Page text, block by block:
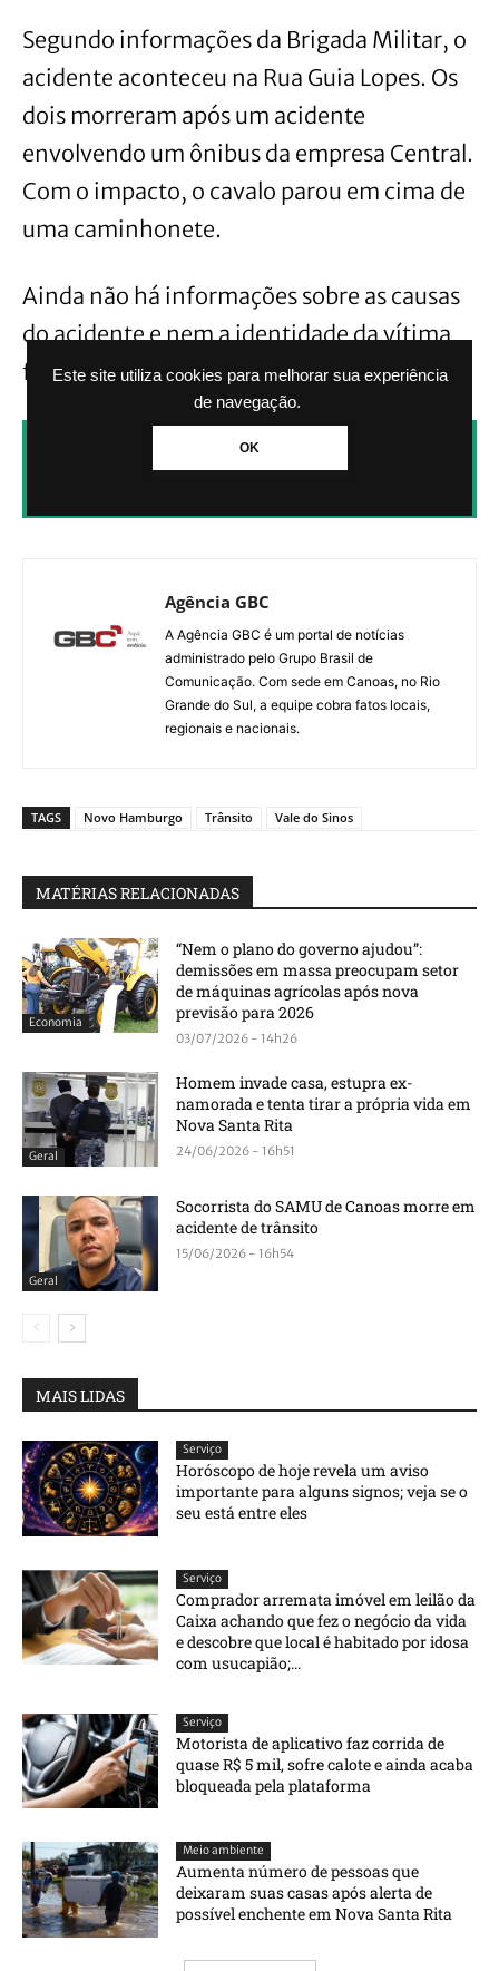
Este site utiliza cookies para melhorar sua experiência
de navegação.
OK
Segundo informações da Brigada Militar, o
acidente aconteceu na Rua Guia Lopes. Os
dois morreram após um acidente
envolvendo um ônibus da empresa Central.
Com o impacto, o cavalo parou em cima de
uma caminhonete.
Ainda não há informações sobre as causas
do acidente e nem a identidade da vítima
fatal.
CLIQUE AQUI PARA RECEBER NOTÍCIAS
Agência GBC
A Agência GBC é um portal de notícias
administrado pelo Grupo Brasil de
Comunicação. Com sede em Canoas, no Rio
Grande do Sul, a equipe cobra fatos locais,
regionais e nacionais.
TAGS Novo Hamburgo Trânsito Vale do Sinos
MATÉRIAS RELACIONADAS
Economia
“Nem o plano do governo ajudou”:
demissões em massa preocupam setor
de máquinas agrícolas após nova
previsão para 2026
03/07/2026 - 14h26
Geral
Homem invade casa, estupra ex-
namorada e tenta tirar a própria vida em
Nova Santa Rita
24/06/2026 - 16h51
Geral
Socorrista do SAMU de Canoas morre em
acidente de trânsito
15/06/2026 - 16h54
MAIS LIDAS
Serviço
Horóscopo de hoje revela um aviso
importante para alguns signos; veja se o
seu está entre eles
Serviço
Comprador arremata imóvel em leilão da
Caixa achando que fez o negócio da vida
e descobre que local é habitado por idosa
com usucapião;...
Serviço
Motorista de aplicativo faz corrida de
quase R$ 5 mil, sofre calote e ainda acaba
bloqueada pela plataforma
Meio ambiente
Aumenta número de pessoas que
deixaram suas casas após alerta de
possível enchente em Nova Santa Rita